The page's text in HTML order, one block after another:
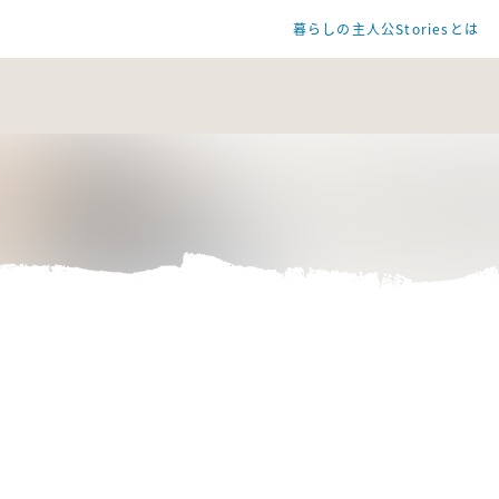
暮らしの主人公Storiesとは